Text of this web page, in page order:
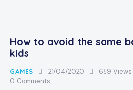
How to avoid the same
kids
GAMES 21/04/2020 689 Views
0 Comments